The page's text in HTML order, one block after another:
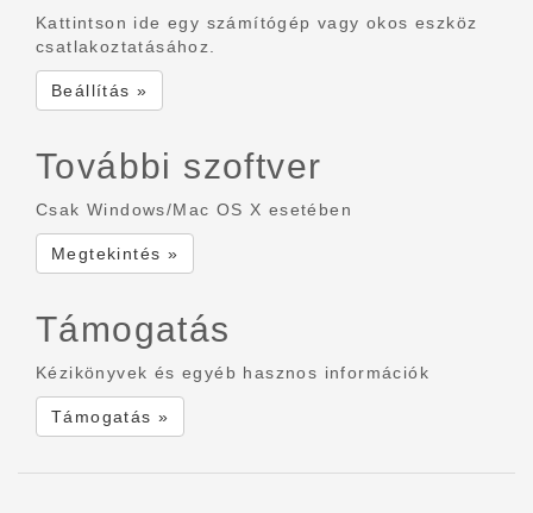
Kattintson ide egy számítógép vagy okos eszköz
csatlakoztatásához.
Beállítás »
További szoftver
Csak Windows/Mac OS X esetében
Megtekintés »
Támogatás
Kézikönyvek és egyéb hasznos információk
Támogatás »